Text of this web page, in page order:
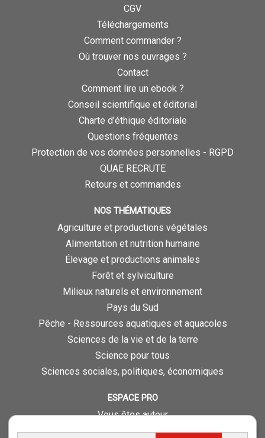
CGV
Téléchargements
Comment commander ?
Où trouver nos ouvrages ?
Contact
Comment lire un ebook ?
Conseil scientifique et éditorial
Charte d’éthique éditoriale
Questions fréquentes
Protection de vos données personnelles - RGPD
QUAE RECRUTE
Retours et commandes
NOS THÉMATIQUES
Agriculture et productions végétales
Alimentation et nutrition humaine
Élevage et productions animales
Forêt et sylviculture
Milieux naturels et environnement
Pays du Sud
Pêche - Ressources aquatiques et aquacoles
Sciences de la vie et de la terre
Science pour tous
Sciences sociales, politiques, économiques
ESPACE PRO
Vous êtes auteur
Vous êtes journaliste